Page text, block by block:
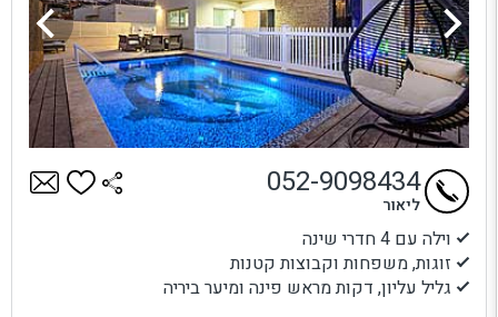
וילה עם 4 חדרי שינה
זוגות, משפחות וקבוצות קטנות
גליל עליון, דקות מראש פינה ומיער ביריה
052-9098434
ליאור